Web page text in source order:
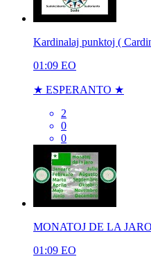
Kardinalaj punktoj (
01:09 EO
★ ESPERANTO ★
2
0
0
MONATOJ DE LA JARO
01:09 EO